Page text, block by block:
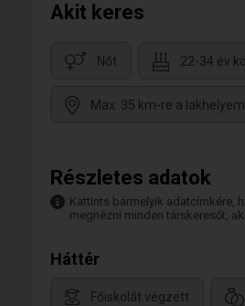
Akit keres
Nőt 22-34 év
Max. 35 km-re a
Részletes adatok
Kattints bármelyik adatcímkére,
megnézni minden társkeresőt,
Háttér
Főiskolát végzett